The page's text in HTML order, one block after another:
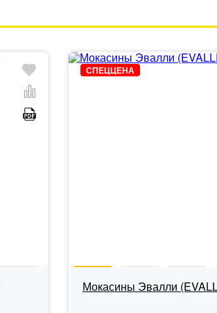
СПЕЦЦЕНА
Мокасины Эвалли